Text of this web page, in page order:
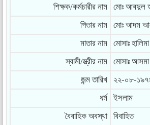
শিক্ষক/কর্মচারীর নাম
মোঃ আবদুল
পিতার নাম
মোঃ আদম
মাতার নাম
মোসাঃ
স্বামী/স্ত্রীর নাম
মোসাঃ আসমা
জন্ম তারিখ
২২-০৮-
ধর্ম
ইসলাম
বৈবাহিক অবস্থা
বিবাহিত